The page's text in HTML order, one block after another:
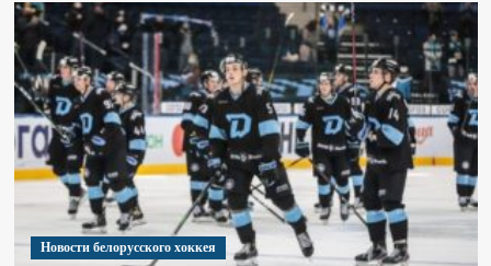
Новости белорусского хоккея